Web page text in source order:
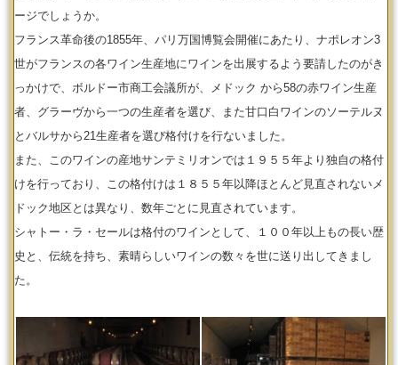
ージでしょうか。
フランス革命後の1855年、パリ万国博覧会開催にあたり、ナポレオン3
世がフランスの各ワイン生産地にワインを出展するよう要請したのがき
っかけで、ボルドー市商工会議所が、メドック から58の赤ワイン生産
者、グラーヴから一つの生産者を選び、また甘口白ワインのソーテルヌ
とバルサから21生産者を選び格付けを行ないました。
また、このワインの産地サンテミリオンでは１９５５年より独自の格付
けを行っており、この格付けは１８５５年以降ほとんど見直されないメ
ドック地区とは異なり、数年ごとに見直されています。
シャトー・ラ・セールは格付のワインとして、１００年以上もの長い歴
史と、伝統を持ち、素晴らしいワインの数々を世に送り出してきまし
た。